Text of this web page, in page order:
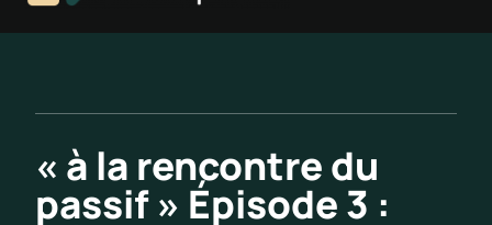
« à la rencontre du
passif » Épisode 3 :